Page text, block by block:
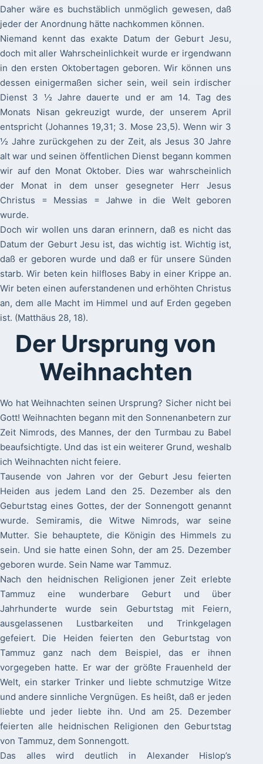
Daher wäre es buchstäblich unmöglich gewesen, daß
jeder der Anordnung hätte nachkommen können.
Niemand kennt das exakte Datum der Geburt Jesu,
doch mit aller Wahrscheinlichkeit wurde er irgendwann
in den ersten Oktobertagen geboren. Wir können uns
dessen einigermaßen sicher sein, weil sein irdischer
Dienst 3 ½ Jahre dauerte und er am 14. Tag des
Monats Nisan gekreuzigt wurde, der unserem April
entspricht (Johannes 19,31; 3. Mose 23,5). Wenn wir 3
½ Jahre zurückgehen zu der Zeit, als Jesus 30 Jahre
alt war und seinen öffentlichen Dienst begann kommen
wir auf den Monat Oktober. Dies war wahrscheinlich
der Monat in dem unser gesegneter Herr Jesus
Christus = Messias = Jahwe in die Welt geboren
wurde.
Doch wir wollen uns daran erinnern, daß es nicht das
Datum der Geburt Jesu ist, das wichtig ist. Wichtig ist,
daß er geboren wurde und daß er für unsere Sünden
starb. Wir beten kein hilfloses Baby in einer Krippe an.
Wir beten einen auferstandenen und erhöhten Christus
an, dem alle Macht im Himmel und auf Erden gegeben
ist. (Matthäus 28, 18).
Der Ursprung von
Weihnachten
Wo hat Weihnachten seinen Ursprung? Sicher nicht bei
Gott! Weihnachten begann mit den Sonnenanbetern zur
Zeit Nimrods, des Mannes, der den Turmbau zu Babel
beaufsichtigte. Und das ist ein weiterer Grund, weshalb
ich Weihnachten nicht feiere.
Tausende von Jahren vor der Geburt Jesu feierten
Heiden aus jedem Land den 25. Dezember als den
Geburtstag eines Gottes, der der Sonnengott genannt
wurde. Semiramis, die Witwe Nimrods, war seine
Mutter. Sie behauptete, die Königin des Himmels zu
sein. Und sie hatte einen Sohn, der am 25. Dezember
geboren wurde. Sein Name war Tammuz.
Nach den heidnischen Religionen jener Zeit erlebte
Tammuz eine wunderbare Geburt und über
Jahrhunderte wurde sein Geburtstag mit Feiern,
ausgelassenen Lustbarkeiten und Trinkgelagen
gefeiert. Die Heiden feierten den Geburtstag von
Tammuz ganz nach dem Beispiel, das er ihnen
vorgegeben hatte. Er war der größte Frauenheld der
Welt, ein starker Trinker und liebte schmutzige Witze
und andere sinnliche Vergnügen. Es heißt, daß er jeden
liebte und jeder liebte ihn. Und am 25. Dezember
feierten alle heidnischen Religionen den Geburtstag
von Tammuz, dem Sonnengott.
Das alles wird deutlich in Alexander Hislop’s